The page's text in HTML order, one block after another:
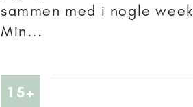
sammen med i nogle
Min...
15+